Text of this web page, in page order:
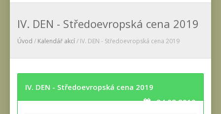
IV. DEN - Středoevropská cena 2019
Úvod / Kalendář akcí/ IV. DEN - Středoevropská cena 2019
IV. DEN - Středoevropská cena 2019
24.08.2019